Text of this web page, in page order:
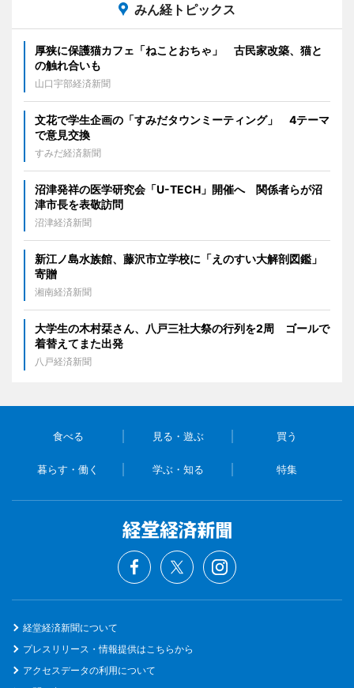
みん経トピックス
厚狭に保護猫カフェ「ねことおちゃ」 古民家改築、猫と
の触れ合いも
山口宇部経済新聞
文花で学生企画の「すみだタウンミーティング」 4テーマ
で意見交換
すみだ経済新聞
沼津発祥の医学研究会「U-TECH」開催へ 関係者らが沼
津市長を表敬訪問
沼津経済新聞
新江ノ島水族館、藤沢市立学校に「えのすい大解剖図鑑」
寄贈
湘南経済新聞
大学生の木村栞さん、八戸三社大祭の行列を2周 ゴールで
着替えてまた出発
八戸経済新聞
食べる 見る・遊ぶ 買う
暮らす・働く 学ぶ・知る 特集
経堂経済新聞について
プレスリリース・情報提供はこちらから
アクセスデータの利用について